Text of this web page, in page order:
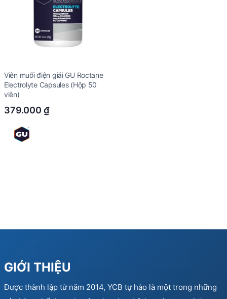
Viên muối điện giải GU Roctane
Electrolyte Capsules (Hộp 50
viên)
379.000 ₫
GIỚI THIỆU
Được thành lập từ năm 2014, YCB tự hào là một trong những